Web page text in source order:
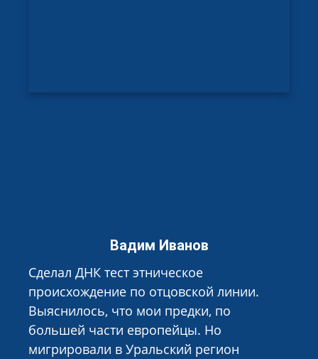
Вадим Иванов
Сделал ДНК тест этническое
происхождение по отцовской линии.
Выяснилось, что мои предки, по
большей части европейцы. Но
мигрировали в Уральский регион